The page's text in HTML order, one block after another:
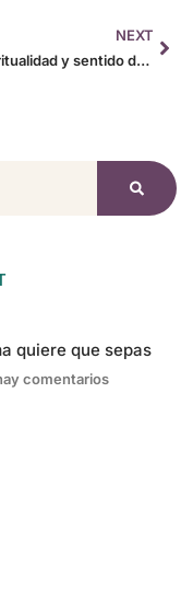
NEXT
La Espiritualidad y sentido de la vida
quiere que sepas
comentarios